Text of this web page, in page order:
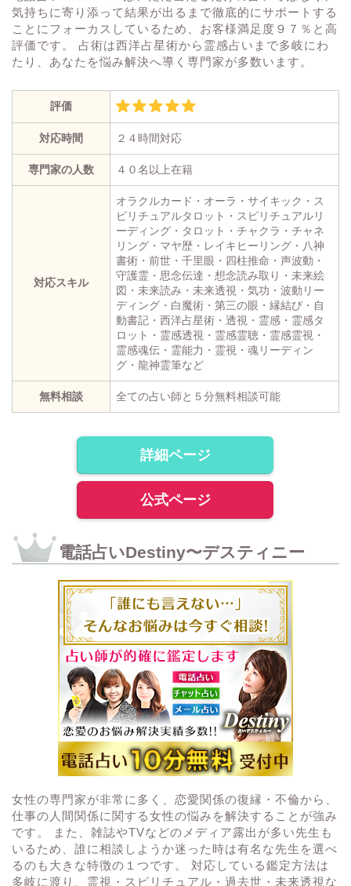
気持ちに寄り添って結果が出るまで徹底的にサポートする
ことにフォーカスしているため、お客様満足度９７％と高
評価です。 占術は西洋占星術から霊感占いまで多岐にわ
たり、あなたを悩み解決へ導く専門家が多数います。
評価
対応時間 ２４時間対応
専門家の人数 ４０名以上在籍
対応スキル
オラクルカード・オーラ・サイキック・ス
ピリチュアルタロット・スピリチュアルリ
ーディング・タロット・チャクラ・チャネ
リング・マヤ歴・レイキヒーリング・八神
書術・前世・千里眼・四柱推命・声波動・
守護霊・思念伝達・想念読み取り・未来絵
図・未来読み・未来透視・気功・波動リー
ディング・白魔術・第三の眼・縁結び・自
動書記・西洋占星術・透視・霊感・霊感タ
ロット・霊感透視・霊感霊聴・霊感霊視・
霊感魂伝・霊能力・霊視・魂リーディン
グ・龍神霊筆など
無料相談 全ての占い師と５分無料相談可能
詳細ページ
公式ページ
電話占いDestiny〜デスティニー
女性の専門家が非常に多く、恋愛関係の復縁・不倫から、
仕事の人間関係に関する女性の悩みを解決することが強み
です。 また、雑誌やTVなどのメディア露出が多い先生も
いるため、誰に相談しようか迷った時は有名な先生を選べ
るのも大きな特徴の１つです。 対応している鑑定方法は
多岐に渡り、霊視・スピリチュアル・過去世・未来透視な